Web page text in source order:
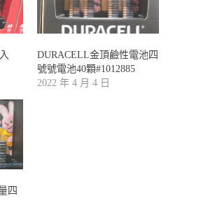
DURACELL金頂鹼性電池四
號號電池40顆#1012885
2022 年 4 月 4 日
四